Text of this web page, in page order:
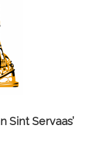
Sint Servaas’